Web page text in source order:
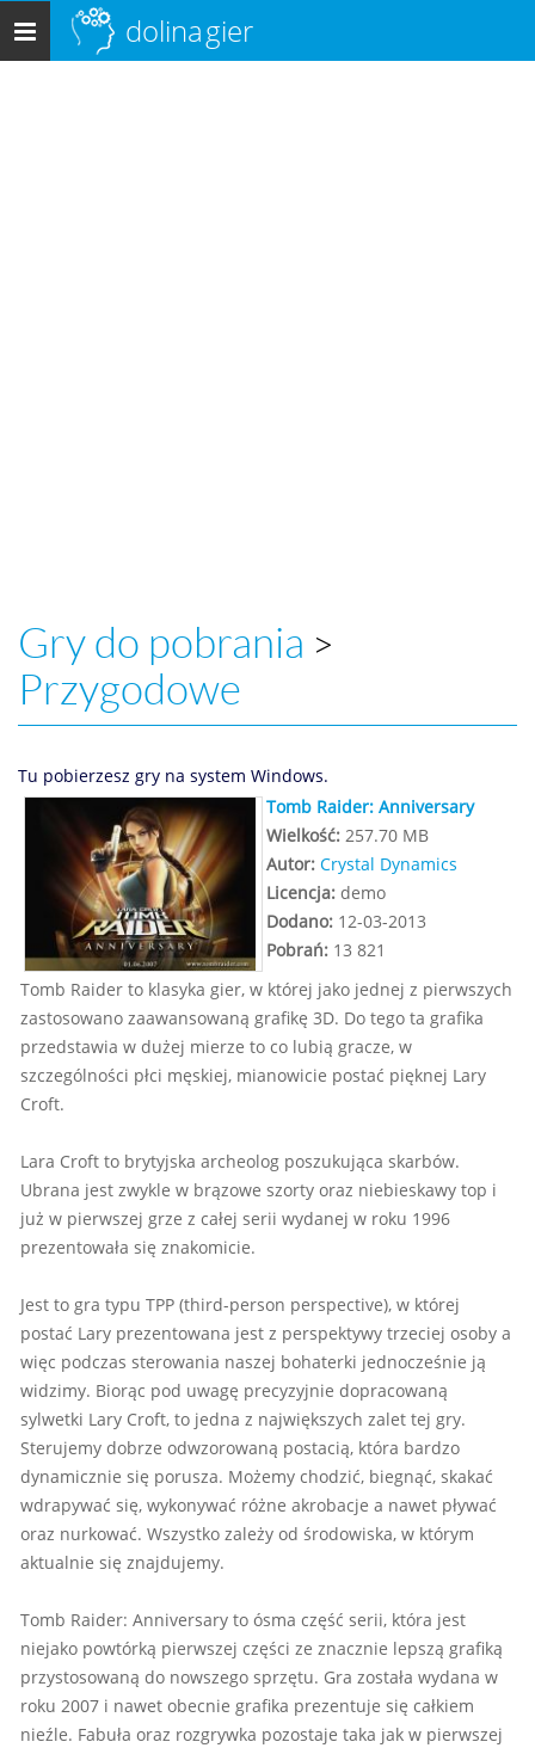
Menu
główne
dolinagier
Gry do pobrania >
Przygodowe
Tu pobierzesz gry na system Windows.
Tomb Raider: Anniversary
Wielkość: 257.70 MB
Autor: Crystal Dynamics
Licencja: demo
Dodano: 12-03-2013
Pobrań: 13 821
Tomb Raider to klasyka gier, w której jako jednej z pierwszych
zastosowano zaawansowaną grafikę 3D. Do tego ta grafika
przedstawia w dużej mierze to co lubią gracze, w
szczególności płci męskiej, mianowicie postać pięknej Lary
Croft.
Lara Croft to brytyjska archeolog poszukująca skarbów.
Ubrana jest zwykle w brązowe szorty oraz niebieskawy top i
już w pierwszej grze z całej serii wydanej w roku 1996
prezentowała się znakomicie.
Jest to gra typu TPP (third-person perspective), w której
postać Lary prezentowana jest z perspektywy trzeciej osoby a
więc podczas sterowania naszej bohaterki jednocześnie ją
widzimy. Biorąc pod uwagę precyzyjnie dopracowaną
sylwetki Lary Croft, to jedna z największych zalet tej gry.
Sterujemy dobrze odwzorowaną postacią, która bardzo
dynamicznie się porusza. Możemy chodzić, biegnąć, skakać
wdrapywać się, wykonywać różne akrobacje a nawet pływać
oraz nurkować. Wszystko zależy od środowiska, w którym
aktualnie się znajdujemy.
Tomb Raider: Anniversary to ósma część serii, która jest
niejako powtórką pierwszej części ze znacznie lepszą grafiką
przystosowaną do nowszego sprzętu. Gra została wydana w
roku 2007 i nawet obecnie grafika prezentuje się całkiem
nieźle. Fabuła oraz rozgrywka pozostaje taka jak w pierwszej